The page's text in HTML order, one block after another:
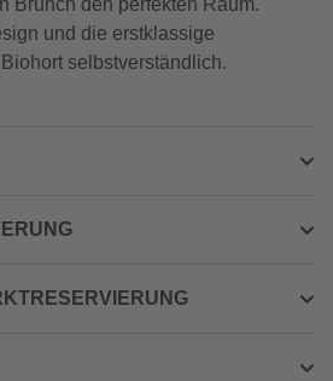
Brunch den perfekten Raum.
und die erstklassige
selbstverständlich.